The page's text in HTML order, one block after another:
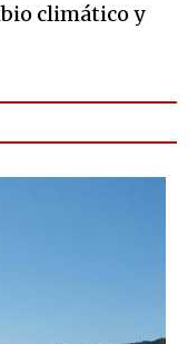
climático y